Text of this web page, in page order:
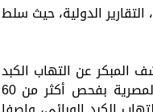
الدولية، حيث سلط
في عام 2014 حملة قومية للكشف المبكر عن التهاب الكبد
الوبائي "فيروس سي" وعلاجه، وشهدت الحملة نجاحًا كبيرًا، حيث قامت الدولة المصرية بفحص أكثر من 60